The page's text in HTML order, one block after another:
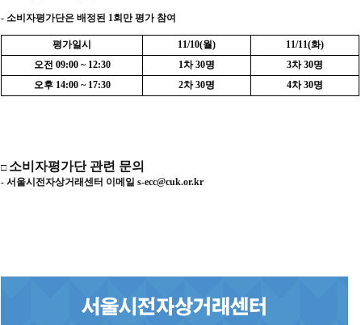
- 소비자평가단은 배정된 1회만 평가 참여
평가일시 11/10(월) 11/11(화)
오전 09:00 ~ 12:30 1차30명 3차30명
오후 14:00 ~ 17:30 2차30명 4차30명
□ 소비자평가단 관련 문의
- 서울시전자상거래센터 이메일 s-ecc@cuk.or.kr